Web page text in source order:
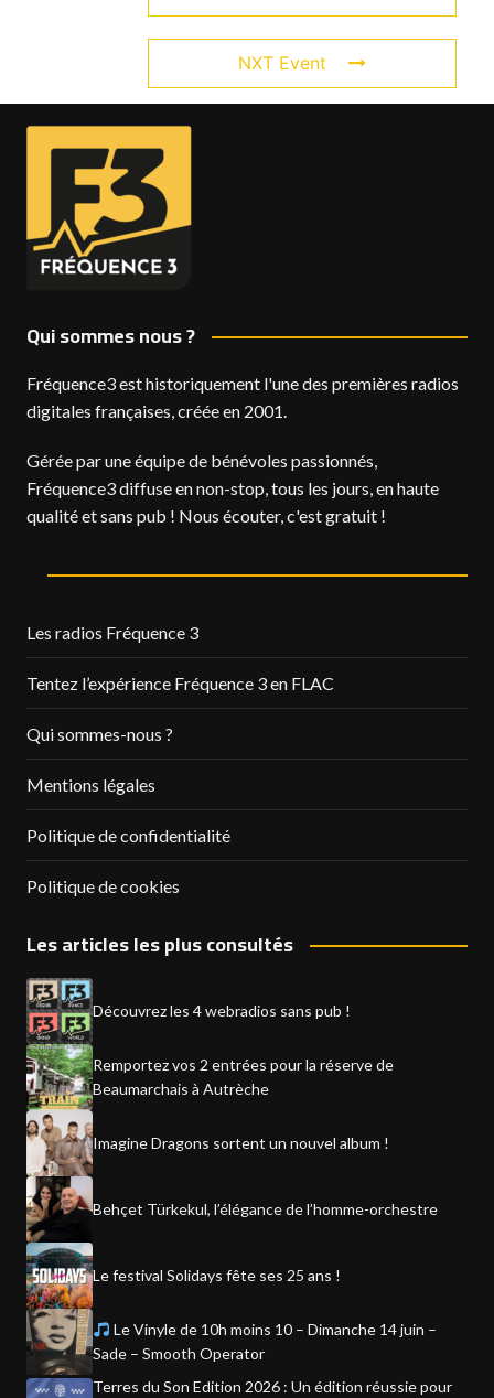
NXT Event
Qui sommes nous ?
Fréquence3 est historiquement l'une des premières radios
digitales françaises, créée en 2001.
Gérée par une équipe de bénévoles passionnés,
Fréquence3 diffuse en non-stop, tous les jours, en haute
qualité et sans pub ! Nous écouter, c'est gratuit !
Les radios Fréquence 3
Tentez l’expérience Fréquence 3 en FLAC
Qui sommes-nous ?
Mentions légales
Politique de confidentialité
Politique de cookies
Les articles les plus consultés
Découvrez les 4 webradios sans pub !
Remportez vos 2 entrées pour la réserve de
Beaumarchais à Autrèche
Imagine Dragons sortent un nouvel album !
Behçet Türkekul, l’élégance de l’homme-orchestre
Le festival Solidays fête ses 25 ans !
Le Vinyle de 10h moins 10 – Dimanche 14 juin –
Sade – Smooth Operator
Terres du Son Edition 2026 : Un édition réussie pour